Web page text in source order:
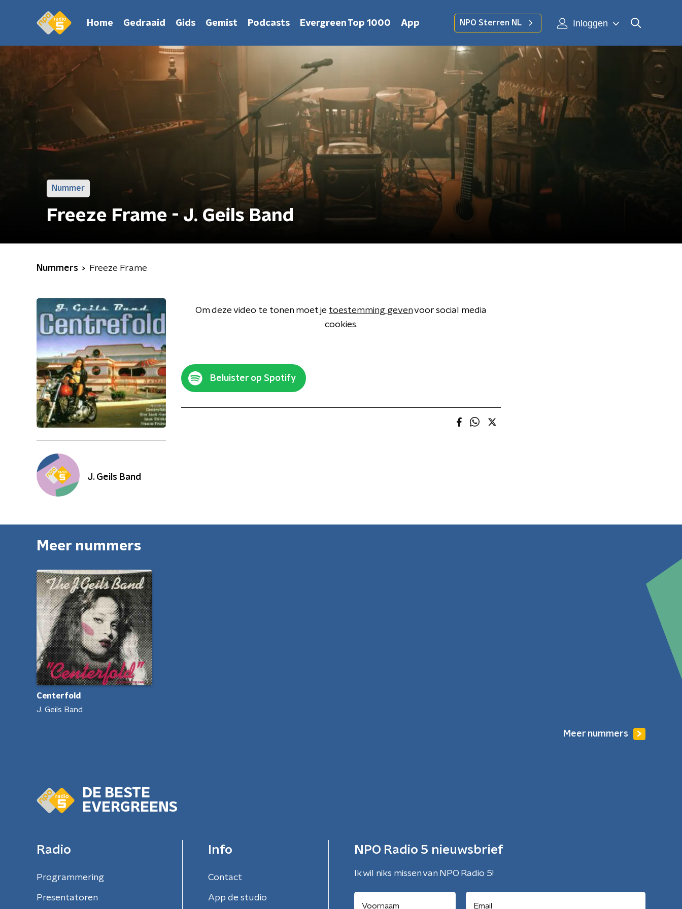
Home Gedraaid Gids Gemist Podcasts Evergreen Top 1000 App NPO Sterren NL Inloggen
Nummer
Freeze Frame - J. Geils Band
Nummers Freeze Frame
J. Geils Band
Om deze video te tonen moet je toestemming gevenvoor social media
cookies.
Beluister op Spotify
Meer nummers
Centerfold
J. Geils Band
Meer nummers
DE BESTE
EVERGREENS
Radio
Programmering
Presentatoren
Info
Contact
App de studio
NPO Radio 5 nieuwsbrief
Ik wil niks missen van NPO Radio 5!